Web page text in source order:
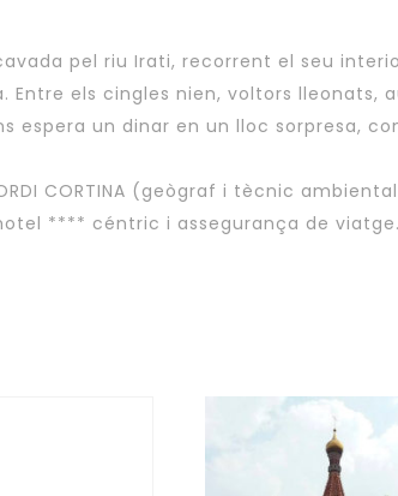
pel riu Irati, recorrent el seu
els cingles nien, voltors lleonats,
espera un dinar en un lloc sorpresa,
CORTINA (geògraf i tècnic
**** céntric i assegurança de viatge.